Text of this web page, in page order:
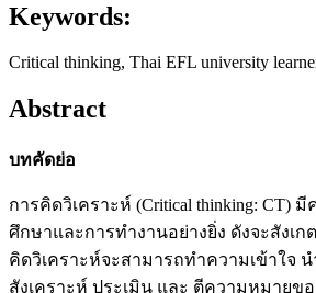
Keywords:
Critical thinking, Thai EFL university
Abstract
บทคัดย่อ
การคิดวิเคราะห์ (Critical thinking: CT)
ศึกษาและการทำงานอย่างยิ่ง ดังจะสังเ
คิดวิเคราะห์จะสามารถทำความเข้าใจ น
สังเคราะห์ ประเมิน และ ตีความหมายข